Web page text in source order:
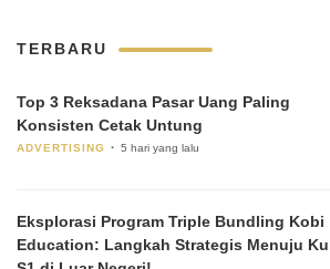
TERBARU
Top 3 Reksadana Pasar Uang Paling
Konsisten Cetak Untung
ADVERTISING 5 hari yang lalu
Eksplorasi Program Triple Bundling Kobi
Education: Langkah Strategis Menuju